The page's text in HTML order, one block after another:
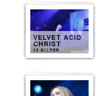
VELVET ACID
CHRIST
10 BILDER